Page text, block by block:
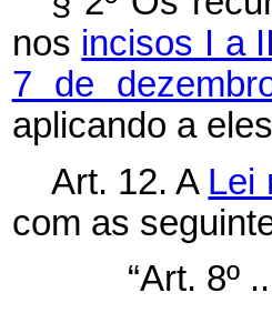
nos incisos I a
7 de
aplicando a
Art. 12. A Lei
com as
“Art. 8º